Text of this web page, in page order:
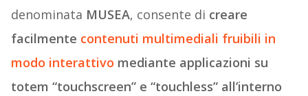
denominata MUSEA, consente di creare
facilmente contenuti multimediali fruibili in
modo interattivo mediante applicazioni su
totem “touchscreen” e “touchless” all’interno